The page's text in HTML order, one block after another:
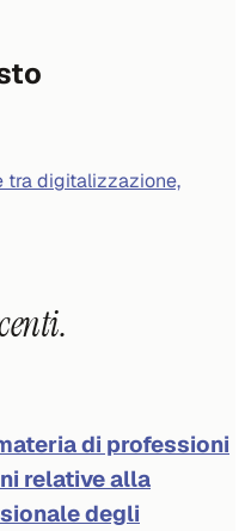
tra digitalizzazione,
di professioni
relative alla
degli